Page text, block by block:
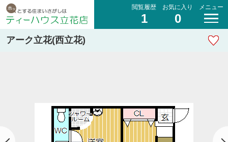
閲覧履歴
1
お気に入り
0
メニュー
アーク立花(西立花)